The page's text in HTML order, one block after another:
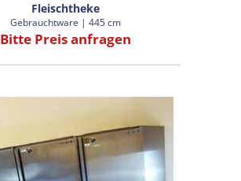
Fleischtheke
Gebrauchtware | 445 cm
Bitte Preis anfragen